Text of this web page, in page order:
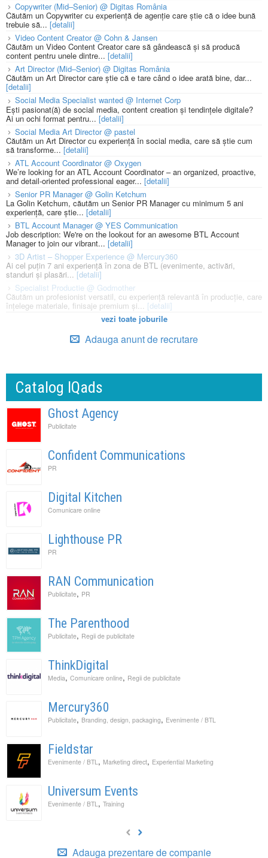
Copywriter (Mid–Senior) @ Digitas România
Căutăm un Copywriter cu experiență de agenție care știe că o idee bună
trebuie să... [detalii]
Video Content Creator @ Cohn & Jansen
Căutăm un Video Content Creator care să gândească și să producă
content pentru unele dintre... [detalii]
Art Director (Mid–Senior) @ Digitas România
Căutăm un Art Director care știe că e tare când o idee arată bine, dar...
[detalii]
Social Media Specialist wanted @ Internet Corp
Ești pasionat(ă) de social media, content creation și tendințele digitale?
Ai un ochi format pentru... [detalii]
Social Media Art Director @ pastel
Căutăm un Art Director cu experiență în social media, care să știe cum
să transforme... [detalii]
ATL Account Coordinator @ Oxygen
We’re looking for an ATL Account Coordinator – an organized, proactive,
and detail-oriented professional eager... [detalii]
Senior PR Manager @ Golin Ketchum
La Golin Ketchum, căutăm un Senior PR Manager cu minimum 5 ani
experiență, care știe... [detalii]
BTL Account Manager @ YES Communication
Job description: We're on the lookout for an awesome BTL Account
Manager to join our vibrant... [detalii]
3D Artist – Shopper Experience @ Mercury360
Ai cel puțin 7 ani experiență în zona de BTL (evenimente, activări,
standuri și plasări...[detalii]
Specialist Productie @ Godmother
Căutăm un profesionist versatil, cu experiență relevantă în producție, care
înțelege materiale, finisaje premium și... [detalii]
vezi toate joburile
Adauga anunt de recrutare
Catalog IQads
Ghost Agency
Publicitate
Confident Communications
PR
Digital Kitchen
Comunicare online
Lighthouse PR
PR
RAN Communication
Publicitate, PR
The Parenthood
Publicitate, Regii de publicitate
ThinkDigital
Media, Comunicare online, Regii de publicitate
Mercury360
Publicitate, Branding, design, packaging, Evenimente / BTL
Fieldstar
Evenimente / BTL, Marketing direct, Experiential Marketing
Universum Events
Evenimente / BTL, Training
Adauga prezentare de companie